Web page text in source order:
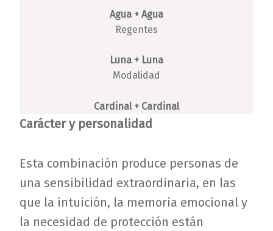
Agua + Agua
Regentes
Luna + Luna
Modalidad
Cardinal + Cardinal
Carácter y personalidad
Esta combinación produce personas de
una sensibilidad extraordinaria, en las
que la intuición, la memoria emocional y
la necesidad de protección están